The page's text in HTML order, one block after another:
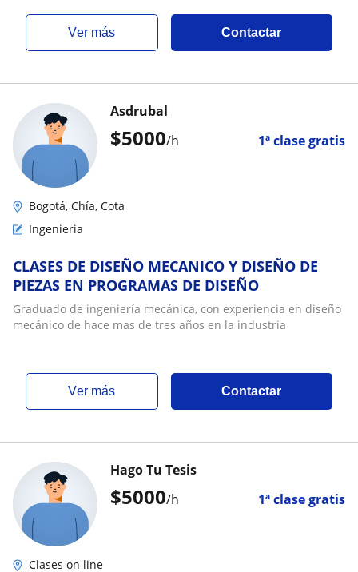
ver más Contactar
$5000/h 1ª clase gratis
Asdrubal
Bogotá, Chía, Cota
Ingenieria
CLASES DE DISEÑO MECANICO Y DISEÑO DE
PIEZAS EN PROGRAMAS DE DISEÑO
Graduado de ingeniería mecánica, con experiencia en diseño
mecánico de hace mas de tres años en la industria
ver más Contactar
$5000/h 1ª clase gratis
Hago Tu Tesis
Clases on line